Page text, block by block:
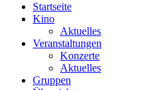
Startseite
Kino
Aktuelles
Veranstaltungen
Konzerte
Aktuelles
Gruppen